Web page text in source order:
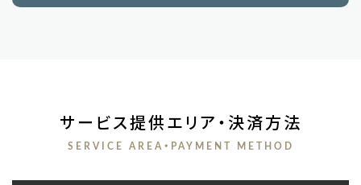
サービス提供エリア・決済方法
SERVICE AREA・PAYMENT METHOD